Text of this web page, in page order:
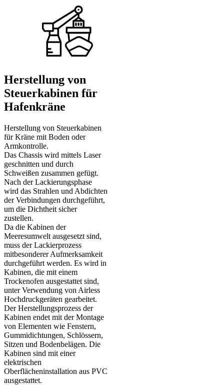
Herstellung von
Steuerkabinen für
Hafenkräne
Herstellung von Steuerkabinen
für Kräne mit Boden oder
Armkontrolle.
Das Chassis wird mittels Laser
geschnitten und durch
Schweißen zusammen gefügt.
Nach der Lackierungsphase
wird das Strahlen und Abdichten
der Verbindungen durchgeführt,
um die Dichtheit sicher
zustellen.
Da die Kabinen der
Meeresumwelt ausgesetzt sind,
muss der Lackierprozess
mitbesonderer Aufmerksamkeit
durchgeführt werden. Es wird in
Kabinen, die mit einem
Trockenofen ausgestattet sind,
unter Verwendung von Airless
Hochdruckgeräten gearbeitet.
Der Herstellungsprozess der
Kabinen endet mit der Montage
von Elementen wie Fenstern,
Gummidichtungen, Schlössern,
Sitzen und Bodenbelägen. Die
Kabinen sind mit einer
elektrischen
Oberflächeninstallation aus PVC
ausgestattet.